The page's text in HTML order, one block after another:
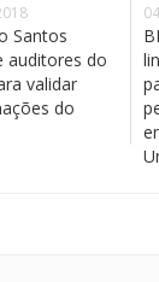
Santos
auditores do
validar
do